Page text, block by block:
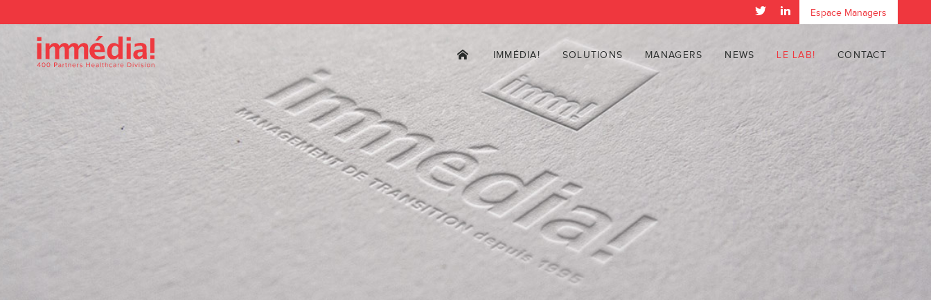
Espace Managers
IMMÉDIA! SOLUTIONS MANAGERS NEWS LE LAB! CONTACT